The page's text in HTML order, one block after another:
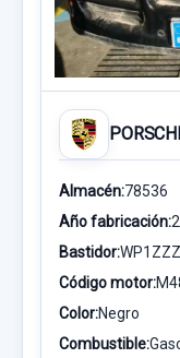
Almacén:78536
Año fabricación:
Bastidor:
Código motor:
Color:Negro
Combustible: